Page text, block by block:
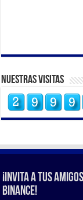
Nuestras Visitas
¡Invita a tus
Binance!